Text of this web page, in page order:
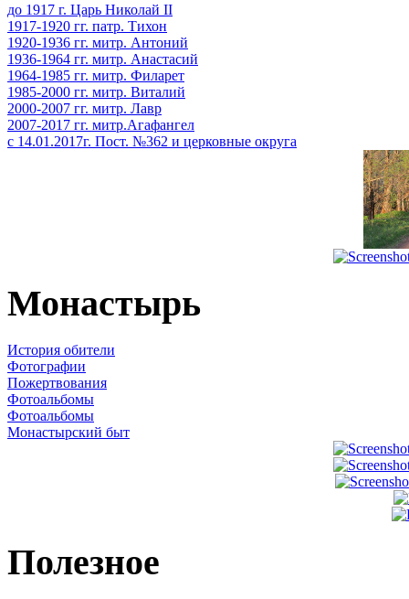
до 1917 г. Царь Николай II
1917-1920 гг. патр. Тихон
1920-1936 гг. митр. Антоний
1936-1964 гг. митр. Анастасий
1964-1985 гг. митр. Филарет
1985-2000 гг. митр. Виталий
2000-2007 гг. митр. Лавр
2007-2017 гг. митр.Агафангел
с 14.01.2017г. Пост. №362 и церковные округа
Монастырь
История обители
Фотографии
Пожертвования
Фотоальбомы
Фотоальбомы
Монастырский быт
Полезное